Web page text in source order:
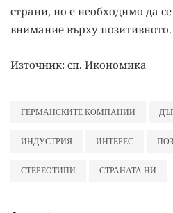
страни, но е необходимо да
внимание върху позитивното.
Източник: сп. Икономика
ГЕРМАНСКИТЕ КОМПАНИИ
ИНДУСТРИЯ ИНТЕРЕС
СТЕРЕОТИПИ СТРАНАТА НИ